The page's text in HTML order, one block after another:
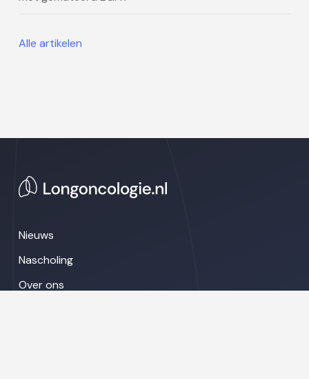
Alle artikelen
Nieuws
Nascholing
Over ons